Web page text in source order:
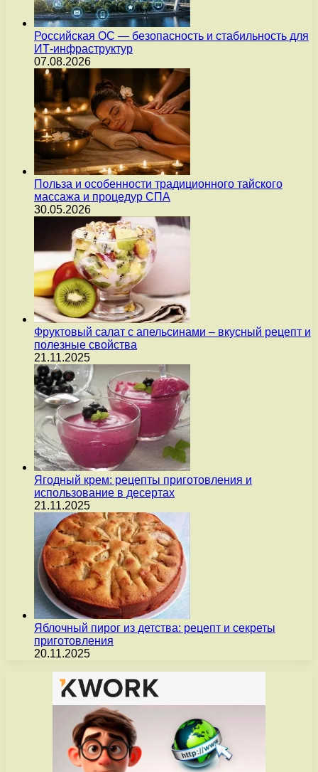
Российская ОС — безопасность и стабильность для
ИТ-инфраструктур
07.08.2026
Польза и особенности традиционного тайского
массажа и процедур СПА
30.05.2026
Фруктовый салат с апельсинами – вкусный рецепт и
полезные свойства
21.11.2025
Ягодный крем: рецепты приготовления и
использование в десертах
21.11.2025
Яблочный пирог из детства: рецепт и секреты
приготовления
20.11.2025